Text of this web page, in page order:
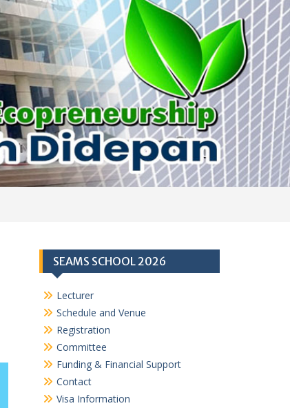
SEAMS SCHOOL 2026
Lecturer
Schedule and Venue
Registration
Committee
Funding & Financial Support
Contact
Visa Information